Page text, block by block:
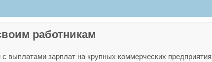
работникам
выплатами зарплат на крупных коммерческих